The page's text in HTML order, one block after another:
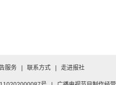
服务 | 联系方式 | 走进报社